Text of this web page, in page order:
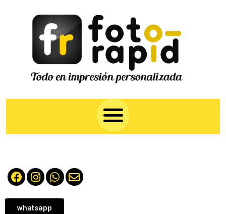
whatsapp